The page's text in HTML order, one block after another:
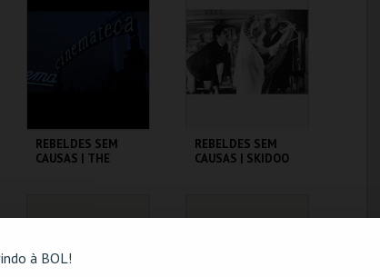
à BOL!
MAIS INFO MAIS INFO
COMPRAR
REBELDES SEM
CAUSAS | THE
MAIS INFO
REBELDES SEM
CAUSAS | SKIDOO